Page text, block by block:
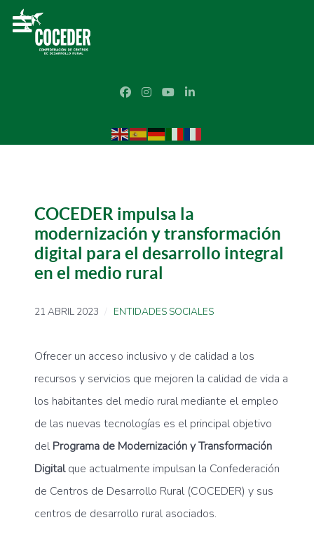
COCEDER impulsa la
modernización y transformación
digital para el desarrollo integral
en el medio rural
21 ABRIL 2023 ENTIDADES SOCIALES
Ofrecer un acceso inclusivo y de calidad a los
recursos y servicios que mejoren la calidad de vida a
los habitantes del medio rural mediante el empleo
de las nuevas tecnologías es el principal objetivo
del Programa de Modernización y Transformación
Digitalque actualmente impulsan la Confederación
de Centros de Desarrollo Rural (COCEDER) y sus
centros de desarrollo rural asociados.